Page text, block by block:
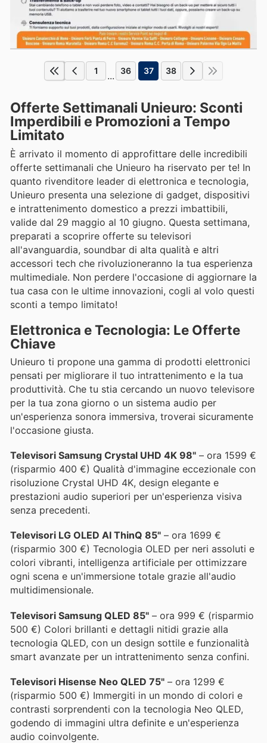
1 ... 36 37 38
Offerte Settimanali Unieuro: Sconti
Imperdibili e Promozioni a Tempo
Limitato
È arrivato il momento di approfittare delle incredibili
offerte settimanali che Unieuro ha riservato per te! In
quanto rivenditore leader di elettronica e tecnologia,
Unieuro presenta una selezione di gadget, dispositivi
e intrattenimento domestico a prezzi imbattibili,
valide dal 29 maggio al 10 giugno. Questa settimana,
preparati a scoprire offerte su televisori
all'avanguardia, soundbar di alta qualità e altri
accessori tech che rivoluzioneranno la tua esperienza
multimediale. Non perdere l'occasione di aggiornare la
tua casa con le ultime innovazioni, cogli al volo questi
sconti a tempo limitato!
Elettronica e Tecnologia: Le Offerte
Chiave
Unieuro ti propone una gamma di prodotti elettronici
pensati per migliorare il tuo intrattenimento e la tua
produttività. Che tu stia cercando un nuovo televisore
per la tua zona giorno o un sistema audio per
un'esperienza sonora immersiva, troverai sicuramente
l'occasione giusta.
Televisori Samsung Crystal UHD 4K 98" – ora 1599 €
(risparmio 400 €) Qualità d'immagine eccezionale con
risoluzione Crystal UHD 4K, design elegante e
prestazioni audio superiori per un'esperienza visiva
senza precedenti.
Televisori LG OLED AI ThinQ 85" – ora 1699 €
(risparmio 300 €) Tecnologia OLED per neri assoluti e
colori vibranti, intelligenza artificiale per ottimizzare
ogni scena e un'immersione totale grazie all'audio
multidimensionale.
Televisori Samsung QLED 85" – ora 999 € (risparmio
500 €) Colori brillanti e dettagli nitidi grazie alla
tecnologia QLED, con un design sottile e funzionalità
smart avanzate per un intrattenimento senza confini.
Televisori Hisense Neo QLED 75" – ora 1299 €
(risparmio 500 €) Immergiti in un mondo di colori e
contrasti sorprendenti con la tecnologia Neo QLED,
godendo di immagini ultra definite e un'esperienza
audio coinvolgente.